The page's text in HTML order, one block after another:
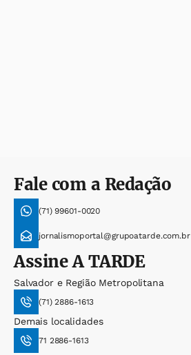
Fale com a Redação
(71) 99601-0020
jornalismoportal@grupoatarde.com.br
AssineA TARDE
Salvador e Região Metropolitana
(71) 2886-1613
Demais localidades
71 2886-1613